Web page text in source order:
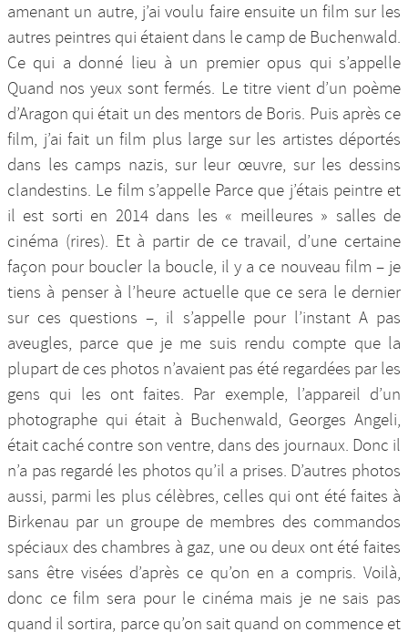
amenant un autre, j’ai voulu faire ensuite un film sur les
autres peintres qui étaient dans le camp de Buchenwald.
Ce qui a donné lieu à un premier opus qui s’appelle
Quand nos yeux sont fermés. Le titre vient d’un poème
d’Aragon qui était un des mentors de Boris. Puis après ce
film, j’ai fait un film plus large sur les artistes déportés
dans les camps nazis, sur leur œuvre, sur les dessins
clandestins. Le film s’appelle Parce que j’étais peintre et
il est sorti en 2014 dans les « meilleures » salles de
cinéma (rires). Et à partir de ce travail, d’une certaine
façon pour boucler la boucle, il y a ce nouveau film – je
tiens à penser à l’heure actuelle que ce sera le dernier
sur ces questions –, il s’appelle pour l’instant A pas
aveugles, parce que je me suis rendu compte que la
plupart de ces photos n’avaient pas été regardées par les
gens qui les ont faites. Par exemple, l’appareil d’un
photographe qui était à Buchenwald, Georges Angeli,
était caché contre son ventre, dans des journaux. Donc il
n’a pas regardé les photos qu’il a prises. D’autres photos
aussi, parmi les plus célèbres, celles qui ont été faites à
Birkenau par un groupe de membres des commandos
spéciaux des chambres à gaz, une ou deux ont été faites
sans être visées d’après ce qu’on en a compris. Voilà,
donc ce film sera pour le cinéma mais je ne sais pas
quand il sortira, parce qu’on sait quand on commence et